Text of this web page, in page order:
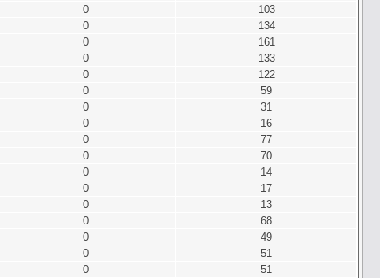
0
103
0
134
0
161
0
133
0
122
0
59
0
31
0
16
0
77
0
70
0
14
0
17
0
13
0
68
0
49
0
51
0
51